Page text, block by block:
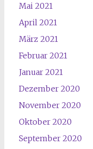
Mai 2021
April 2021
März 2021
Februar 2021
Januar 2021
Dezember 2020
November 2020
Oktober 2020
September 2020